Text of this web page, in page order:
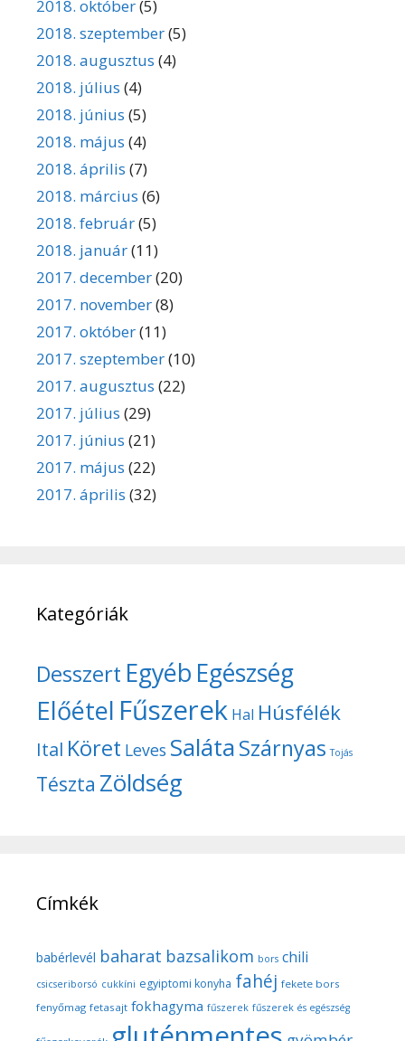
2018. október(5)
2018. szeptember(5)
2018. augusztus (4)
2018. július (4)
2018. június (5)
2018. május (4)
2018. április (7)
2018. március (6)
2018. február(5)
2018. január(11)
2017. december(20)
2017. november(8)
2017. október(11)
2017. szeptember(10)
2017. augusztus (22)
2017. július (29)
2017. június (21)
2017. május (22)
2017. április (32)
Kategóriák
Desszert Egyéb Egészség
Előétel Fűszerek Hal Húsfélék
Ital Köret Leves SalátaSzárnyas Tojás
Tészta Zöldség
Címkék
babérlevél baharat bazsalikom bors chili
csicseriborsó cukkíni egyiptomi konyha fahéj fekete bors
fenyőmag fetasajt fokhagyma fűszerek fűszerek és egészség